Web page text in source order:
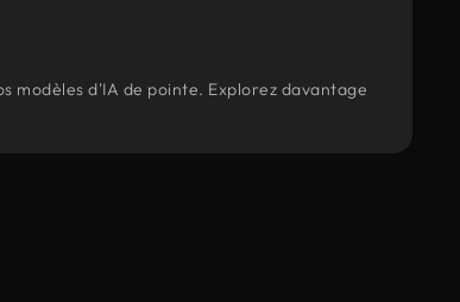
modèles d'IA de pointe. Explorez davantage